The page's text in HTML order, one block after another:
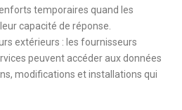
temporaires quand les
capacité de réponse.
extérieurs : les fournisseurs
peuvent accéder aux données
modifications et installations qui